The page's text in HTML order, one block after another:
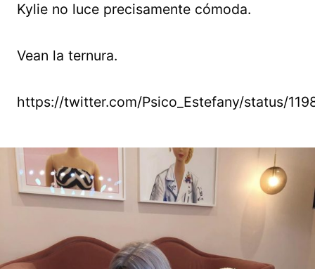
Kylie no luce precisamente cómoda.
Vean la ternura.
https://twitter.com/Psico_Estefany/status/